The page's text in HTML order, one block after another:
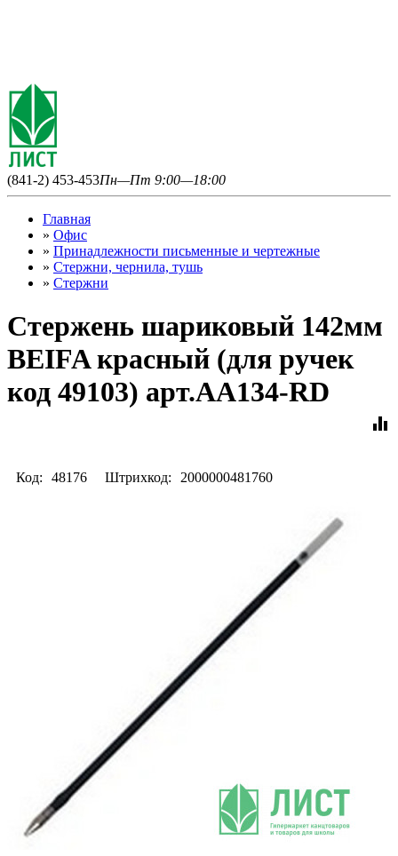
(841-2) 453-453Пн—Пт 9:00—18:00
Главная
» Офис
» Принадлежности письменные и чертежные
» Стержни, чернила, тушь
» Стержни
Стержень шариковый 142мм
BEIFA красный (для ручек
код 49103) арт.АА134-RD
equalizer
Код: 48176 Штрихкод: 2000000481760